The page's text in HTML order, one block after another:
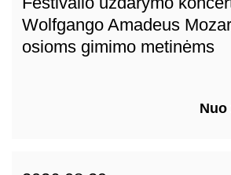
Wolfgango Amadeus
osioms gimimo metinėms
Nuo